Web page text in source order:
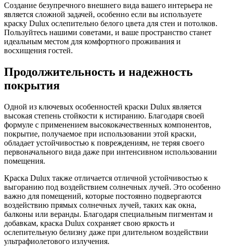
Создание безупречного внешнего вида вашего интерьера не
является сложной задачей, особенно если вы используете
краску Dulux ослепительно белого цвета для стен и потолков.
Пользуйтесь нашими советами, и ваше пространство станет
идеальным местом для комфортного проживания и
восхищения гостей.
Продолжительность и надежность
покрытия
Одной из ключевых особенностей краски Dulux является
высокая степень стойкости к истиранию. Благодаря своей
формуле с применением высококачественных компонентов,
покрытие, получаемое при использовании этой краски,
обладает устойчивостью к повреждениям, не теряя своего
первоначального вида даже при интенсивном использовании
помещения.
Краска Dulux также отличается отличной устойчивостью к
выгоранию под воздействием солнечных лучей. Это особенно
важно для помещений, которые постоянно подвергаются
воздействию прямых солнечных лучей, таких как окна,
балконы или веранды. Благодаря специальным пигментам и
добавкам, краска Dulux сохраняет свою яркость и
ослепительную белизну даже при длительном воздействии
ультрафиолетового излучения.